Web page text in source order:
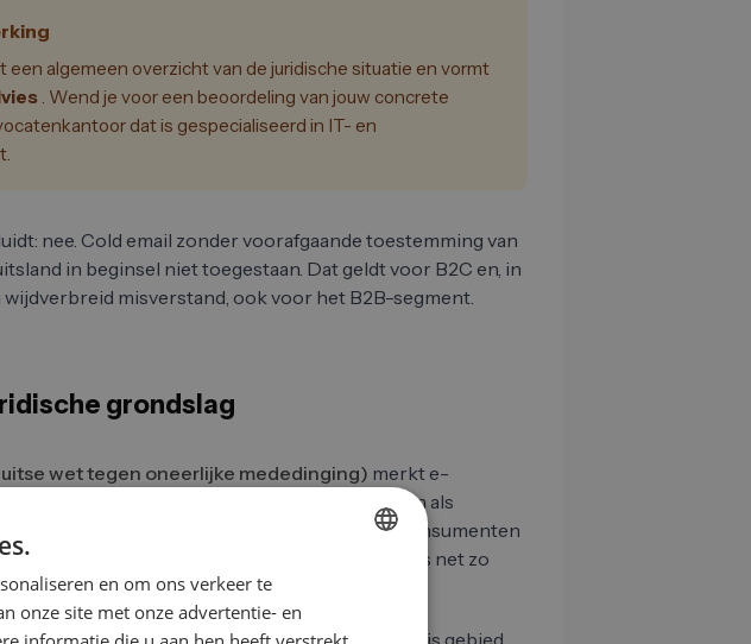
een algemeen overzicht van de juridische situatie en vormt
. Wend je voor een beoordeling van jouw concrete
dat is gespecialiseerd in IT- en
nee. Cold email zonder voorafgaande toestemming van
in beginsel niet toegestaan. Dat geldt voor B2C en, in
misverstand, ook voor het B2B-segment.
grondslag
wet tegen oneerlijke mededinging) merkt e-
toestemming van de ontvanger aan als
wet maakt daarbij geen onderscheid tussen consumenten
naar de inkoopafdeling van een bedrijf is net zo
naar een privépersoon.
en om ons verkeer te
onze site met onze advertentie- en